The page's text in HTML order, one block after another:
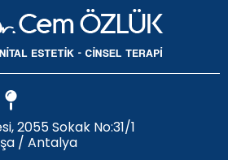
2055 Sokak No:31/1
/ Antalya